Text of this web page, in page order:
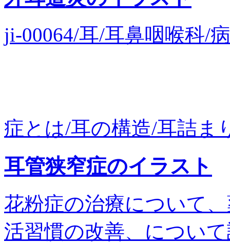
ji-00064/耳/耳鼻咽喉科/
症とは/耳の構造/耳詰ま
耳管狭窄症のイラスト
花粉症の治療について
活習慣の改善、につい